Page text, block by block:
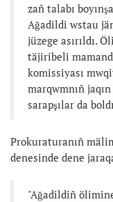
zañ talabı
Ağadildi wstau
jüzege asırıldı.
täjiribeli
komissiyası
marqwmnıñ
sarapşılar da
Prokuraturanıñ
denesinde dene
"Ağadildiñ